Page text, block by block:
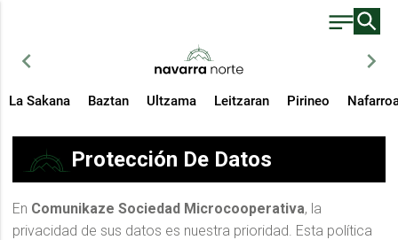
chevron_left chevron_right
La Sakana Baztan Ultzama Leitzaran Pirineo
Protección De Datos
En Comunikaze Sociedad Microcooperativa, la
privacidad de sus datos es nuestra prioridad. Esta política